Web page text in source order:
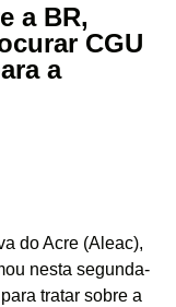
a BR,
CGU
a
do Acre (Aleac),
nesta segunda-
tratar sobre a